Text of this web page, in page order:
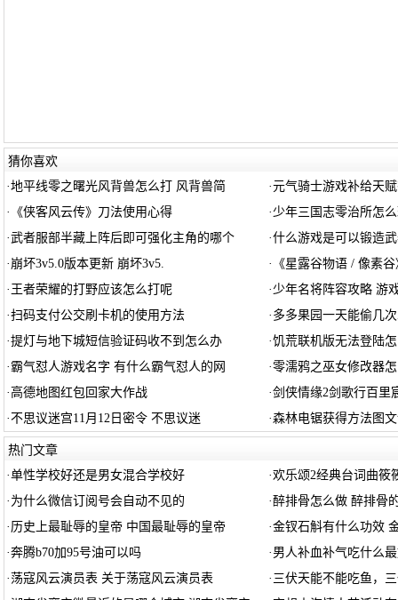
猜你喜欢
·地平线零之曙光风背兽怎么打 风背兽简 ·元气骑士游戏补给天
· 《侠客风云传》刀法使用心得 · 少年三国志零治所怎
·武者服部半藏上阵后即可强化主角的哪个 ·什么游戏是可以锻造
· 崩坏3v5.0版本更新 崩坏3v5. · 《星露谷物语 / 像素
· 王者荣耀的打野应该怎么打呢 · 少年名将阵容攻略 游
·扫码支付公交刷卡机的使用方法 · 多多果园一天能偷几
·提灯与地下城短信验证码收不到怎么办 ·饥荒联机版无法登陆
·霸气怼人游戏名字 有什么霸气怼人的网 ·零濡鸦之巫女修改器
· 高德地图红包回家大作战 ·剑侠情缘2剑歌行百里
·不思议迷宫11月12日密令 不思议迷 ·森林电锯获得方法图
热门文章
·单性学校好还是男女混合学校好 ·欢乐颂2经典台词曲筱
· 为什么微信订阅号会自动不见的 ·醉排骨怎么做 醉排骨
· 历史上最耻辱的皇帝 中国最耻辱的皇帝 ·金钗石斛有什么功效
·奔腾b70加95号油可以吗 · 男人补血补气吃什么
· 荡寇风云演员表 关于荡寇风云演员表 · 三伏天能不能吃鱼，